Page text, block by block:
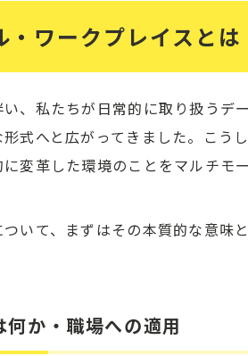
・ワークプレイスとは
、私たちが日常的に取り扱うデ
式へと広がってきました。こう
変革した環境のことをマルチモ
いて、まずはその本質的な意味
か・職場への適用